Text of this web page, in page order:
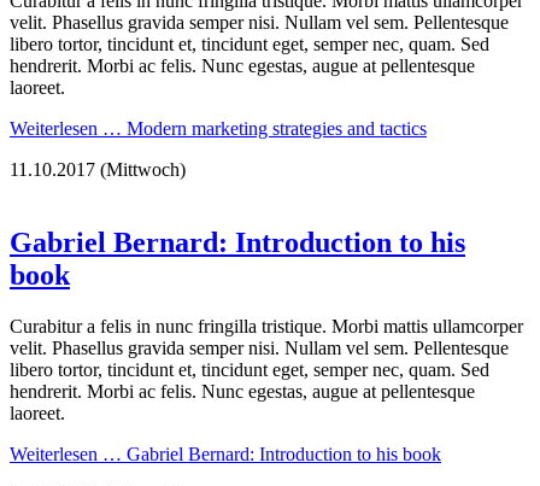
velit. Phasellus gravida semper nisi. Nullam vel sem. Pellentesque
libero tortor, tincidunt et, tincidunt eget, semper nec, quam. Sed
hendrerit. Morbi ac felis. Nunc egestas, augue at pellentesque
laoreet.
Weiterlesen … Modern marketing strategies and tactics
11.10.2017 (Mittwoch)
Gabriel Bernard: Introduction to his
book
Curabitur a felis in nunc fringilla tristique. Morbi mattis ullamcorper
velit. Phasellus gravida semper nisi. Nullam vel sem. Pellentesque
libero tortor, tincidunt et, tincidunt eget, semper nec, quam. Sed
hendrerit. Morbi ac felis. Nunc egestas, augue at pellentesque
laoreet.
Weiterlesen … Gabriel Bernard: Introduction to his book